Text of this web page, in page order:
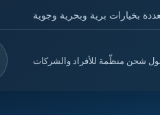
بخيارات برية وبحرية وجوية
شحن منظّمة للأفراد والشركات